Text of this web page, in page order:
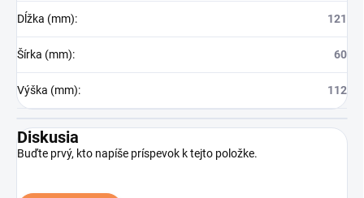
Dĺžka (mm): 121
Šírka (mm): 60
Výška (mm): 112
Diskusia
Buďte prvý, kto napíše príspevok k tejto položke.